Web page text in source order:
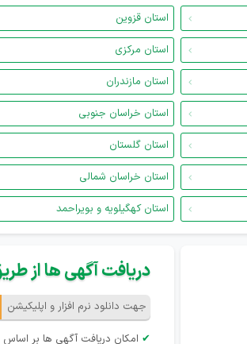
استان قزوین
استان مرکزی
استان مازندران
استان خراسان جنوبی
استان گلستان
استان خراسان شمالی
استان کهگیلویه و بویراحمد
دریافت آگهی ها از
جهت دانلود نرم افزار و اپلیکیشن
✔ امکان دریافت آگهی ها بر